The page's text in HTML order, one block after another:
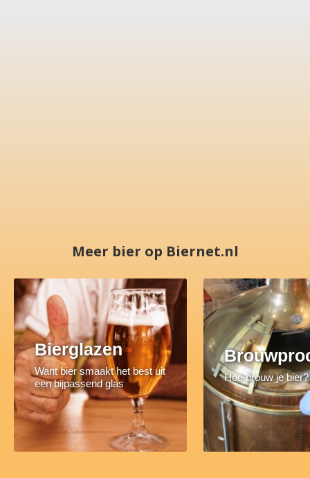
Meer bier op Biernet.nl
Bierglazen
Want bier smaakt het best uit
een bijpassend glas
Hoe brouw je bier?